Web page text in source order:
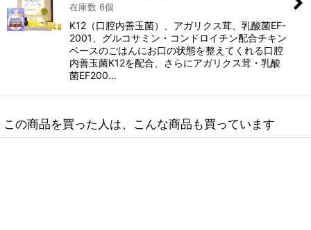
在庫数 6個
K12（口腔内善玉菌）、アガリクス茸、乳酸菌EF-
2001、グルコサミン・コンドロイチン配合チキン
ベースのごはんにお口の状態を整えてくれる口腔
内善玉菌K12を配合、さらにアガリクス茸・乳酸
菌EF200…
この商品を買った人は、こんな商品も買っています